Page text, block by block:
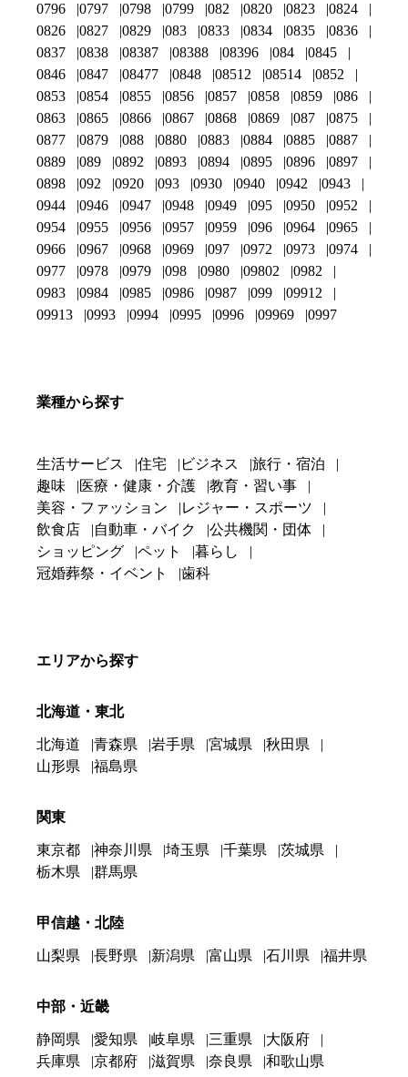
0796
0797 0798 0799 082 0820 0823
0824
0826
0827 0829 083 0833 0834 0835
0836
0837
0838 08387 08388 08396 084
0845
0846
0847 08477 0848 08512 08514
0852
0853
0854 0855 0856 0857 0858 0859
086
0863
0865 0866 0867 0868 0869 087
0875
0877
0879 088 0880 0883 0884 0885
0887
0889
089 0892 0893 0894 0895 0896
0897
0898
092 0920 093 0930 0940 0942
0943
0944
0946 0947 0948 0949 095 0950
0952
0954
0955 0956 0957 0959 096 0964
0965
0966
0967 0968 0969 097 0972 0973
0974
0977
0978 0979 098 0980 09802
0982
0983
0984 0985 0986 0987 099
09912
09913
0993 0994 0995 0996 09969 0997
業種から探す
生活サービス 住宅 ビジネス
旅行・宿泊
趣味
医療・健康・介護
教育・習い事
美容・ファッション
レジャー・スポーツ
飲食店
自動車・バイク
公共機関・団体
ショッピング
ペット
暮らし
冠婚葬祭・イベント
歯科
エリアから探す
北海道・東北
北海道 青森県 岩手県 宮城県
秋田県
山形県
福島県
関東
東京都 神奈川県 埼玉県 千葉県
茨城県
栃木県
群馬県
甲信越・北陸
山梨県 長野県 新潟県 富山県 石川県 福井県
中部・近畿
静岡県 愛知県 岐阜県 三重県
大阪府
兵庫県
京都府 滋賀県 奈良県 和歌山県